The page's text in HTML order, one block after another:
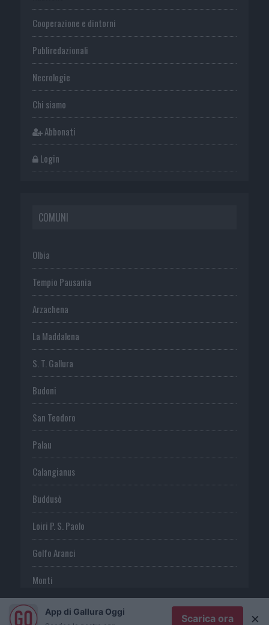
Cooperazione e dintorni
Publiredazionali
Necrologie
Chi siamo
Abbonati
Login
COMUNI
Olbia
Tempio Pausania
Arzachena
La Maddalena
S. T. Gallura
Budoni
San Teodoro
Palau
Calangianus
Buddusò
Loiri P. S. Paolo
Golfo Aranci
Monti
TeltiApp di Gallura Oggi
Scarica ora ×